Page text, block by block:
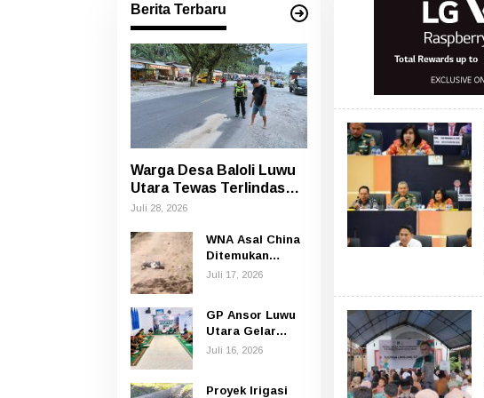
Berita Terbaru
Warga Desa Baloli Luwu
Utara Tewas Terlindas
Bus Borlindo
Juli 28, 2026
WNA Asal China
Ditemukan
Tewas di Jalan
Polisi Amankan
Terduga Pelaku
Juli 17, 2026
GP Ansor Luwu
Utara Gelar
Yasin dan Tahlil
Korban Banjir
Juli 16, 2026
Proyek Irigasi